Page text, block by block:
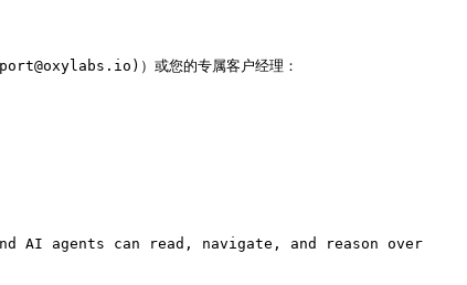
）或您的专属客户经理：
AI agents can read, navigate, and reason over